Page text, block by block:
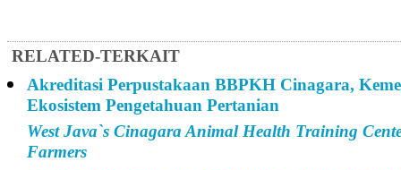
RELATED-TERKAIT
Akreditasi Perpustakaan BBPKH Cinagara,
Ekosistem Pengetahuan Pertanian
West Java`s Cinagara Animal Health Training
Farmers